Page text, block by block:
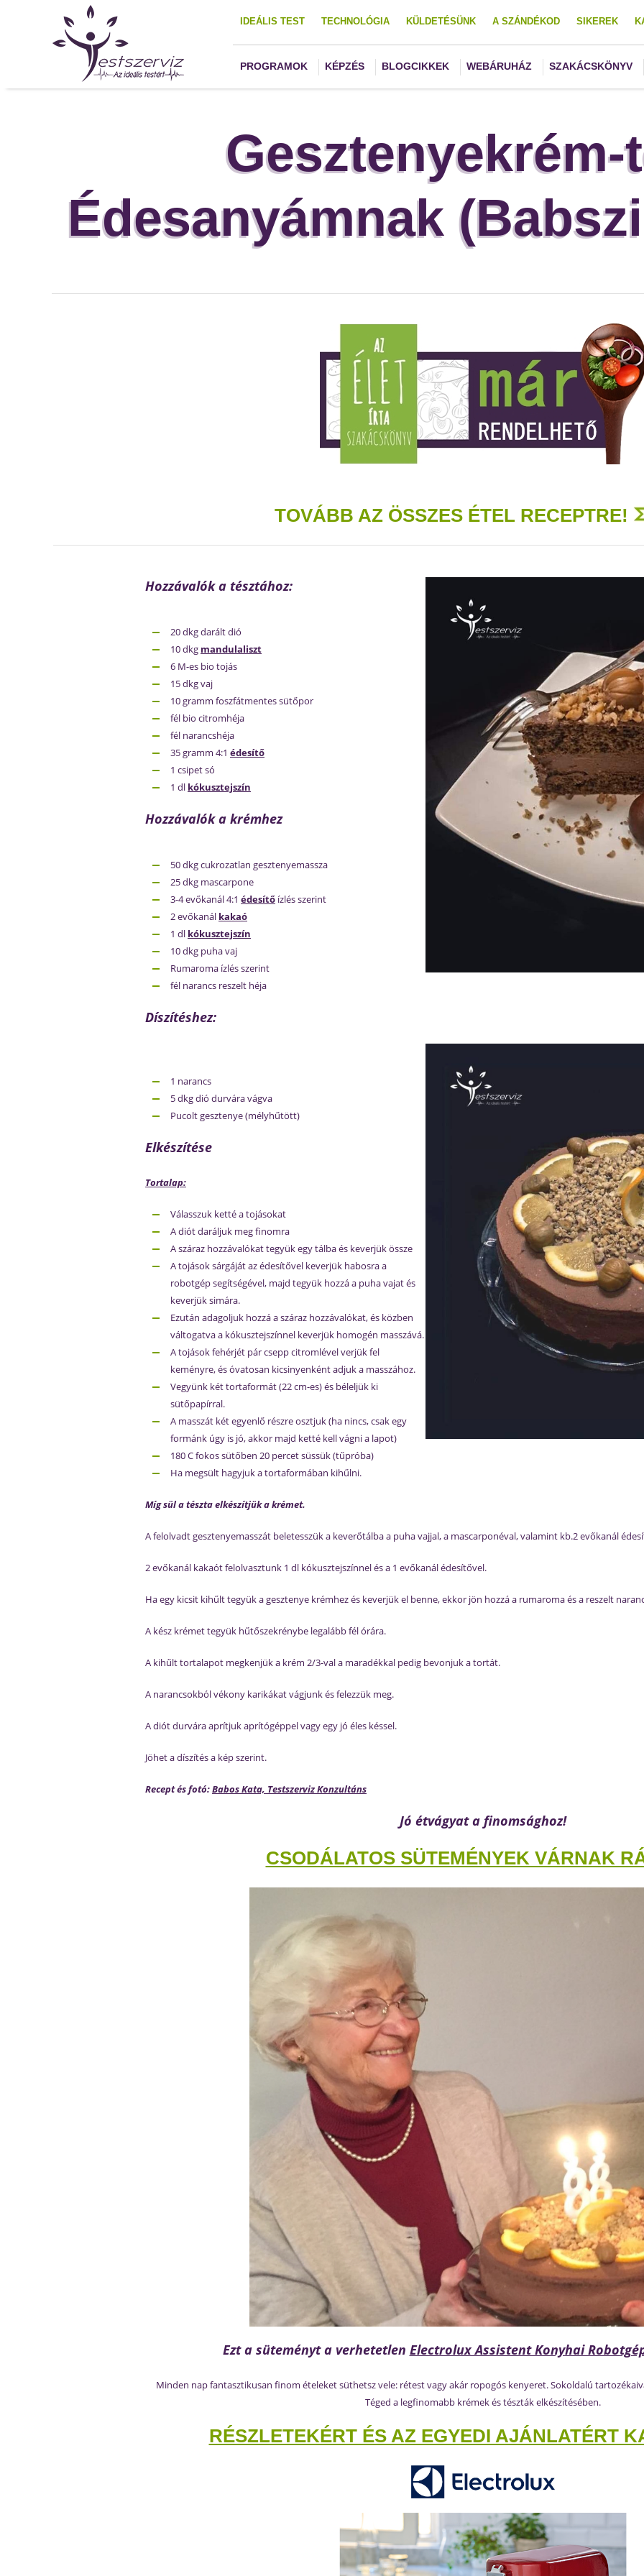
IDEÁLIS TEST TECHNOLÓGIA KÜLDETÉSÜNK A SZÁNDÉKOD SIKEREK
PROGRAMOK KÉPZÉS BLOGCIKKEK WEBÁRUHÁZ SZAKÁCSKÖNYV
Gesztenyekrém-
Édesanyámnak
TOVÁBB AZ ÖSSZES ÉTEL RECEPTRE!
Hozzávalók a tésztához:
20 dkg darált dió
10 dkg mandulaliszt
6 M-es bio tojás
15 dkg vaj
10 gramm foszfátmentes sütőpor
fél bio citromhéja
fél narancshéja
35 gramm 4:1 édesítő
1 csipet só
1 dl kókusztejszín
Hozzávalók a krémhez
50 dkg cukrozatlan gesztenyemassza
25 dkg mascarpone
3-4 evőkanál 4:1 édesítő ízlés szerint
2 evőkanál kakaó
1 dl kókusztejszín
10 dkg puha vaj
Rumaroma ízlés szerint
fél narancs reszelt héja
Díszítéshez:
1 narancs
5 dkg dió durvára vágva
Pucolt gesztenye (mélyhűtött)
Elkészítése
Tortalap:
Válasszuk ketté a tojásokat
A diót daráljuk meg finomra
A száraz hozzávalókat tegyük egy tálba és keverjük össze
A tojások sárgáját az édesítővel keverjük habosra a
robotgép segítségével, majd tegyük hozzá a puha vajat és
keverjük simára.
Ezután adagoljuk hozzá a száraz hozzávalókat, és közben
váltogatva a kókusztejszínnel keverjük homogén masszává.
A tojások fehérjét pár csepp citromlével verjük fel
keményre, és óvatosan kicsinyenként adjuk a masszához.
Vegyünk két tortaformát (22 cm-es) és béleljük ki
sütőpapírral.
A masszát két egyenlő részre osztjuk (ha nincs, csak egy
formánk úgy is jó, akkor majd ketté kell vágni a lapot)
180 C fokos sütőben 20 percet süssük (tűpróba)
Ha megsült hagyjuk a tortaformában kihűlni.
Míg sül a tészta elkészítjük a krémet.
A felolvadt gesztenyemasszát beletesszük a keverőtálba a puha vajjal, a mascarponéval, valamint kb.2 evőkanál
2 evőkanál kakaót felolvasztunk 1 dl kókusztejszínnel és a 1 evőkanál édesítővel.
Ha egy kicsit kihűlt tegyük a gesztenye krémhez és keverjük el benne, ekkor jön hozzá a rumaroma és a reszelt
A kész krémet tegyük hűtőszekrénybe legalább fél órára.
A kihűlt tortalapot megkenjük a krém 2/3-val a maradékkal pedig bevonjuk a tortát.
A narancsokból vékony karikákat vágjunk és felezzük meg.
A diót durvára aprítjuk aprítógéppel vagy egy jó éles késsel.
Jöhet a díszítés a kép szerint.
Recept és fotó:Babos Kata, Testszerviz Konzultáns
Jó étvágyat a finomsághoz!
CSODÁLATOS SÜTEMÉNYEK VÁRNAK
Ezt a süteményt a verhetetlen Electrolux Assistent Konyhai
Minden nap fantasztikusan finom ételeket süthetsz vele: rétest vagy akár ropogós kenyeret. Sokoldalú
Téged a legfinomabb krémek és tészták elkészítésében.
RÉSZLETEKÉRT ÉS AZ EGYEDI AJÁNLATÉRT